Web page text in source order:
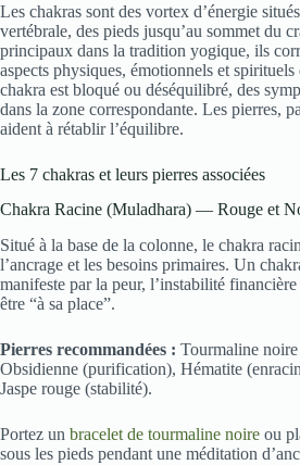
Les chakras sont des vortex d’énergie
vertébrale, des pieds jusqu’au sommet du
principaux dans la tradition yogique, ils
aspects physiques, émotionnels et
chakra est bloqué ou déséquilibré, des
dans la zone correspondante. Les pierres,
aident à rétablir l’équilibre.
Les 7 chakras et leurs pierres associées
Chakra Racine (Muladhara) — Rouge et
Situé à la base de la colonne, le chakra
l’ancrage et les besoins primaires. Un
manifeste par la peur, l’instabilité
être “à sa place”.
Pierres recommandées : Tourmaline
Obsidienne (purification), Hématite
Jaspe rouge (stabilité).
Portez un bracelet de tourmaline noire ou
sous les pieds pendant une méditation